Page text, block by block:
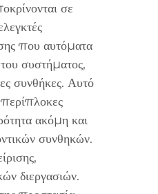
σε
που αυτόματα
συστήματος,
συνθήκες. Αυτό
περίπλοκες
ακόμη και
συνθηκών.
διεργασιών.